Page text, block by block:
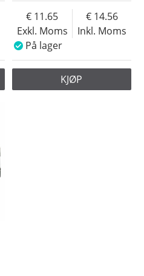
Exkl. Moms
11.65
Inkl. Moms
14.56
På lager
KJØP